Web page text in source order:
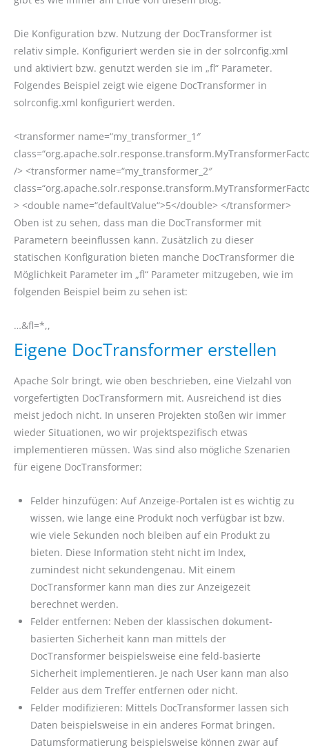
Die Konfiguration bzw. Nutzung der DocTransformer ist
relativ simple. Konfiguriert werden sie in der solrconfig.xml
und aktiviert bzw. genutzt werden sie im „fl“ Parameter.
Folgendes Beispiel zeigt wie eigene DocTransformer in
solrconfig.xml konfiguriert werden.
<transformer name=“my_transformer_1″
/> <transformer name=“my_transformer_2″
> <double name=“defaultValue“>5</double> </transformer>
Oben ist zu sehen, dass man die DocTransformer mit
Parametern beeinflussen kann. Zusätzlich zu dieser
statischen Konfiguration bieten manche DocTransformer die
Möglichkeit Parameter im „fl“ Parameter mitzugeben, wie im
folgenden Beispiel beim zu sehen ist:
…&fl=*,,
Eigene DocTransformer erstellen
Apache Solr bringt, wie oben beschrieben, eine Vielzahl von
vorgefertigten DocTransformern mit. Ausreichend ist dies
meist jedoch nicht. In unseren Projekten stoßen wir immer
wieder Situationen, wo wir projektspezifisch etwas
implementieren müssen. Was sind also mögliche Szenarien
für eigene DocTransformer:
Felder hinzufügen: Auf Anzeige-Portalen ist es wichtig zu
wissen, wie lange eine Produkt noch verfügbar ist bzw.
wie viele Sekunden noch bleiben auf ein Produkt zu
bieten. Diese Information steht nicht im Index,
zumindest nicht sekundengenau. Mit einem
DocTransformer kann man dies zur Anzeigezeit
berechnet werden.
Felder entfernen: Neben der klassischen dokument-
basierten Sicherheit kann man mittels der
DocTransformer beispielsweise eine feld-basierte
Sicherheit implementieren. Je nach User kann man also
Felder aus dem Treffer entfernen oder nicht.
Felder modifizieren: Mittels DocTransformer lassen sich
Daten beispielsweise in ein anderes Format bringen.
Datumsformatierung beispielsweise können zwar auf